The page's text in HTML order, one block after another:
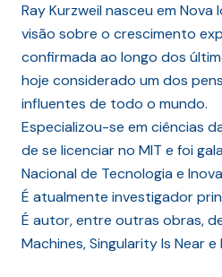
Ray Kurzweil nasceu em Nova
visão sobre o crescimento
confirmada ao longo dos
hoje considerado um dos
influentes de todo o mundo.
Especializou-se em ciências
de se licenciar no MIT e foi
Nacional de Tecnologia e
É atualmente investigador
É autor, entre outras obras,
Machines, Singularity Is Near